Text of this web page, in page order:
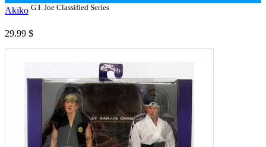
Akiko G.I. Joe Classified Series
29.99 $